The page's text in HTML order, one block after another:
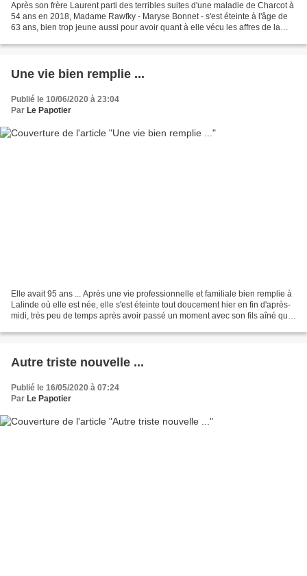
Après son frère Laurent parti des terribles suites d'une maladie de Charcot à
54 ans en 2018, Madame Rawfky - Maryse Bonnet - s'est éteinte à l'âge de
63 ans, bien trop jeune aussi pour avoir quant à elle vécu les affres de la
Une vie bien remplie ...
Publié le 10/06/2020 à 23:04
Par Le Papotier
Elle avait 95 ans ... Après une vie professionnelle et familiale bien remplie à
Lalinde où elle est née, elle s'est éteinte tout doucement hier en fin d'après-
midi, très peu de temps après avoir passé un moment avec son fils aîné qui
Autre triste nouvelle ...
Publié le 16/05/2020 à 07:24
Par Le Papotier